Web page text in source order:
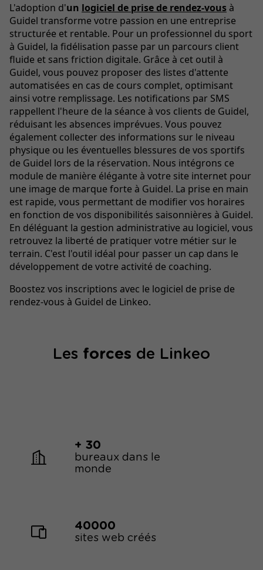
L'adoption d'un logiciel de prise de rendez-vous à
Guidel transforme votre passion en une entreprise
structurée et rentable. Pour un professionnel du sport
à Guidel, la fidélisation passe par un parcours client
fluide et sans friction digitale. Grâce à cet outil à
Guidel, vous pouvez proposer des listes d'attente
automatisées en cas de cours complet, optimisant
ainsi votre remplissage. Les notifications par SMS
rappellent l'heure de la séance à vos clients de Guidel,
réduisant les absences imprévues. Vous pouvez
également collecter des informations sur le niveau
physique ou les éventuelles blessures de vos sportifs
de Guidel lors de la réservation. Nous intégrons ce
module de manière élégante à votre site internet pour
une image de marque forte à Guidel. La prise en main
est rapide, vous permettant de modifier vos horaires
en fonction de vos disponibilités saisonnières à Guidel.
En déléguant la gestion administrative au logiciel, vous
retrouvez la liberté de pratiquer votre métier sur le
terrain. C'est l'outil idéal pour passer un cap dans le
développement de votre activité de coaching.
Boostez vos inscriptions avec le logiciel de prise de
rendez-vous à Guidel de Linkeo.
Les forces de Linkeo
+ 30
bureaux dans le
monde
40000
sites web créés